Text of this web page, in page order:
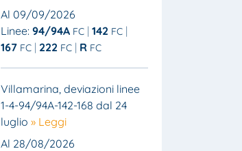
Al 09/09/2026
Linee: 94/94A FC 142 FC
167 FC 222 FC R FC
Villamarina, deviazioni linee
1-4-94/94A-142-168 dal 24
luglio » Leggi
Al 28/08/2026